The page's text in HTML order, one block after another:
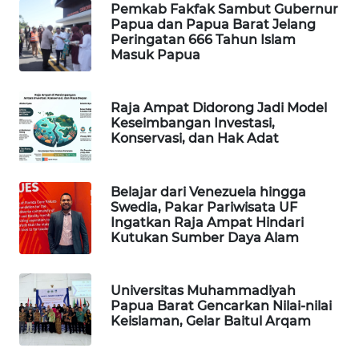
Pemkab Fakfak Sambut Gubernur
Papua dan Papua Barat Jelang
Peringatan 666 Tahun Islam
Masuk Papua
Raja Ampat Didorong Jadi Model
Keseimbangan Investasi,
Konservasi, dan Hak Adat
Belajar dari Venezuela hingga
Swedia, Pakar Pariwisata UF
Ingatkan Raja Ampat Hindari
Kutukan Sumber Daya Alam
Universitas Muhammadiyah
Papua Barat Gencarkan Nilai-nilai
Keislaman, Gelar Baitul Arqam
WAHANA
SPORT
WAHANA
WAHANA
SELEB
WAHANA
PERSONA
WAHANA
WAHANA
HEALTH